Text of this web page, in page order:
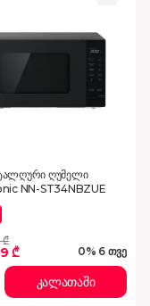
ღუმელი
NN-ST34NBZUE
₾
₾ 0% 6 თვე
კალათაში